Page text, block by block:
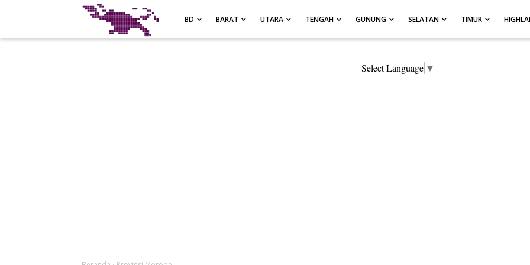
BD BARAT UTARA TENGAH GUNUNG SELATAN TIMUR
Select Language ▼